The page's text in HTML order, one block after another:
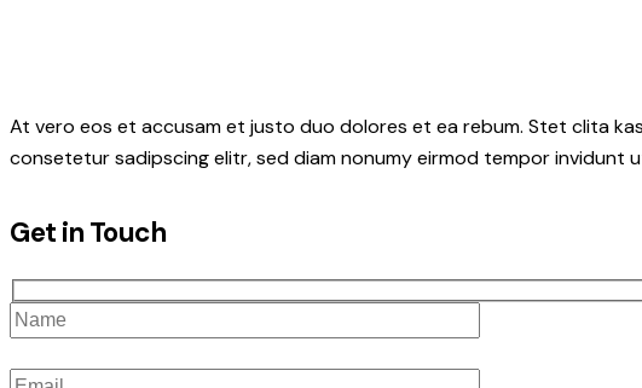
At vero eos et accusam et justo duo dolores et ea rebum. Stet clita
consetetur sadipscing elitr, sed diam nonumy eirmod tempor
Get in Touch